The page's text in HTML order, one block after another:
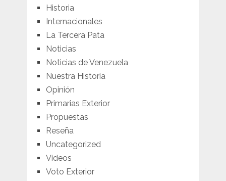
Historia
Internacionales
La Tercera Pata
Noticias
Noticias de Venezuela
Nuestra Historia
Opinión
Primarias Exterior
Propuestas
Reseña
Uncategorized
Videos
Voto Exterior